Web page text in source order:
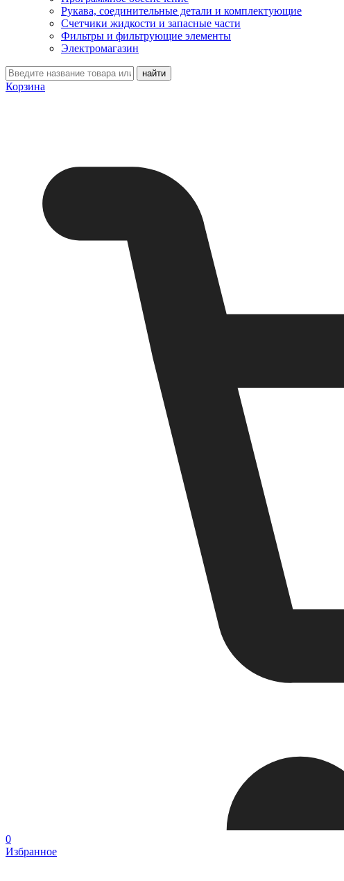
Рукава, соединительные детали и комплектующие
Счетчики жидкости и запасные части
Фильтры и фильтрующие элементы
Электромагазин
Корзина
0
Избранное